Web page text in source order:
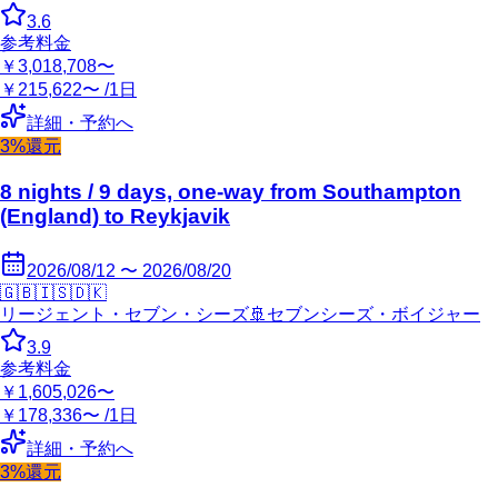
3.6
参考料金
￥3,018,708〜
￥215,622〜 /1日
詳細・予約へ
3%還元
8 nights / 9 days, one-way from Southampton
(England) to Reykjavik
2026/08/12 〜 2026/08/20
🇬🇧🇮🇸🇩🇰
リージェント・セブン・シーズ🚢 セブンシーズ・ボイジャー
3.9
参考料金
￥1,605,026〜
￥178,336〜 /1日
詳細・予約へ
3%還元